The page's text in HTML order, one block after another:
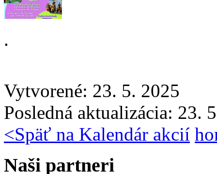
.
Vytvorené: 23. 5. 2025
Posledná aktualizácia: 23.
<Späť na Kalendár akcií
Naši partneri